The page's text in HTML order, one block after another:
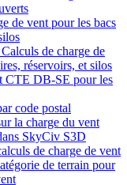
de vent pour les bacs
de charge de
réservoirs, et silos
CTE DB-SE pour les
code postal
la charge du vent
SkyCiv S3D
de charge de vent
de terrain pour